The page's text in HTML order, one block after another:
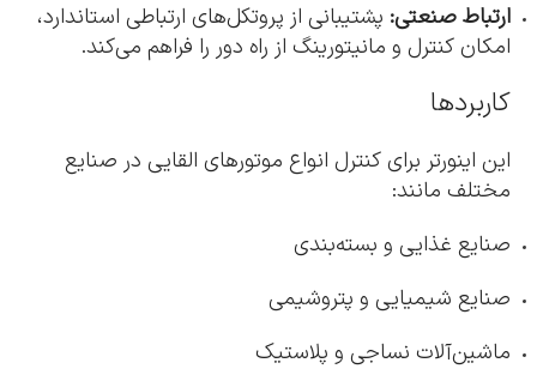
ارتباط صنعتی: پشتیبانی از پروتکل‌های ارتباطی استاندارد،
امکان کنترل و مانیتورینگ از راه دور را فراهم می‌کند.
کاربردها
این اینورتر برای کنترل انواع موتورهای القایی در صنایع
مختلف مانند:
صنایع غذایی و بسته‌بندی
صنایع شیمیایی و پتروشیمی
ماشین‌آلات نساجی و پلاستیک